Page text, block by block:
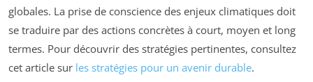
globales. La prise de conscience des enjeux climatiques doit
se traduire par des actions concrètes à court, moyen et long
termes. Pour découvrir des stratégies pertinentes, consultez
cet article sur les stratégies pour un avenir durable.